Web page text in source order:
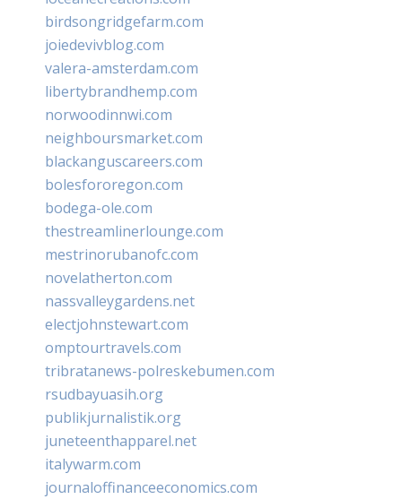
birdsongridgefarm.com
joiedevivblog.com
valera-amsterdam.com
libertybrandhemp.com
norwoodinnwi.com
neighboursmarket.com
blackanguscareers.com
bolesfororegon.com
bodega-ole.com
thestreamlinerlounge.com
mestrinorubanofc.com
novelatherton.com
nassvalleygardens.net
electjohnstewart.com
omptourtravels.com
tribratanews-polreskebumen.com
rsudbayuasih.org
publikjurnalistik.org
juneteenthapparel.net
italywarm.com
journaloffinanceeconomics.com